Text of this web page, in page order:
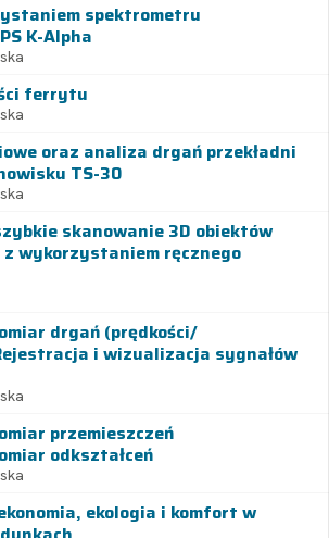
spektrometru
K-Alpha
ferrytu
oraz analiza drgań przekładni
TS-30
skanowanie 3D obiektów
wykorzystaniem ręcznego
drgań (prędkości/
i wizualizacja sygnałów
przemieszczeń
odkształceń
ekologia i komfort w